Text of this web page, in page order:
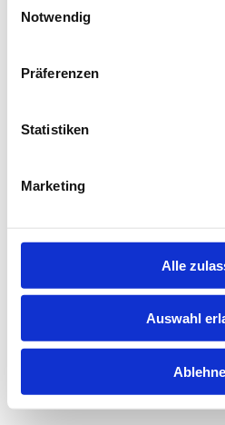
Notwendig
Präferenzen
Statistiken
Marketing
Alle
Auswahl
loadingjobninja.com